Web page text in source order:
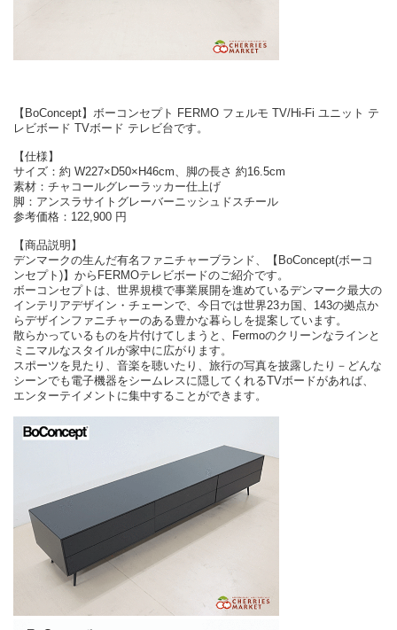
【BoConcept】ボーコンセプト FERMO フェルモ TV/Hi-Fi ユニット テ
レビボード TVボード テレビ台です。
【仕様】
サイズ：約 W227×D50×H46cm、脚の長さ 約16.5cm
素材：チャコールグレーラッカー仕上げ
脚：アンスラサイトグレーバーニッシュドスチール
参考価格：122,900 円
【商品説明】
デンマークの生んだ有名ファニチャーブランド、【BoConcept(ボーコ
ンセプト)】からFERMOテレビボードのご紹介です。
ボーコンセプトは、世界規模で事業展開を進めているデンマーク最大の
インテリアデザイン・チェーンで、今日では世界23カ国、143の拠点か
らデザインファニチャーのある豊かな暮らしを提案しています。
散らかっているものを片付けてしまうと、Fermoのクリーンなラインと
ミニマルなスタイルが家中に広がります。
スポーツを見たり、音楽を聴いたり、旅行の写真を披露したり－どんな
シーンでも電子機器をシームレスに隠してくれるTVボードがあれば、
エンターテイメントに集中することができます。